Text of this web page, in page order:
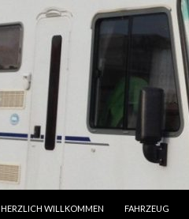
HERZLICH WILLKOMMEN
FAHRZEUG